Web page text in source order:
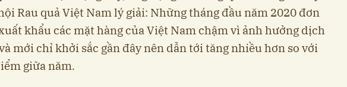
Rau quả Việt Nam lý giải: Những tháng đầu năm 2020 đơn
khẩu các mặt hàng của Việt Nam chậm vì ảnh hưởng dịch
mới chỉ khởi sắc gần đây nên dẫn tới tăng nhiều hơn so với
giữa năm.